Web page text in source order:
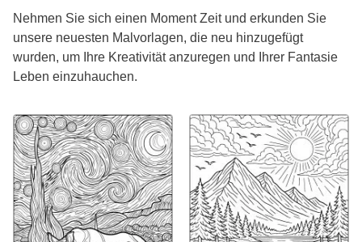
Nehmen Sie sich einen Moment Zeit und erkunden Sie
unsere neuesten Malvorlagen, die neu hinzugefügt
wurden, um Ihre Kreativität anzuregen und Ihrer Fantasie
Leben einzuhauchen.